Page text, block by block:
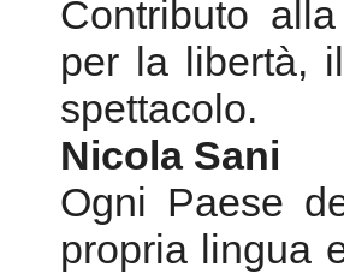
Contributo
per la libertà,
spettacolo.
Nicola Sani
Ogni Paese
propria lingua